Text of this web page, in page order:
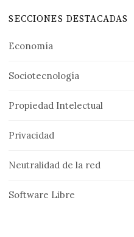
SECCIONES DESTACADAS
Economía
Sociotecnología
Propiedad Intelectual
Privacidad
Neutralidad de la red
Software Libre